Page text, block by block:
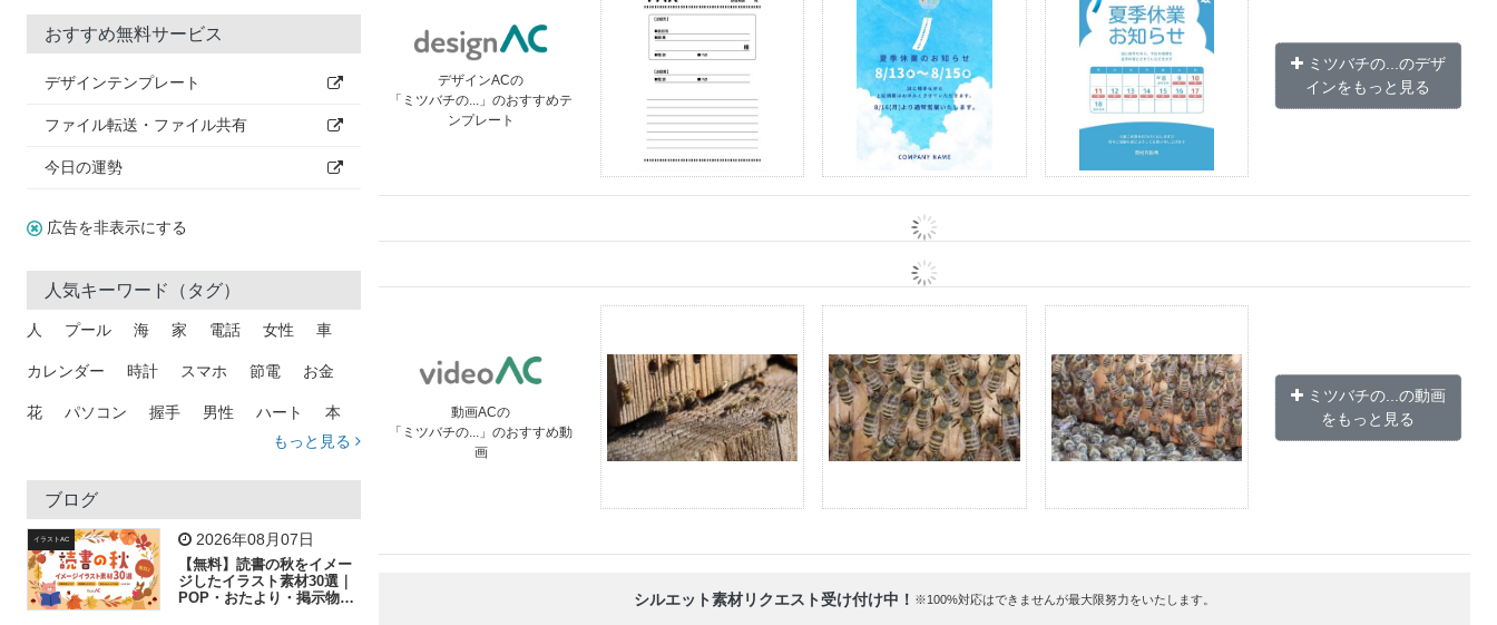
おすすめ無料サービス
デザインテンプレート
ファイル転送・ファイル共有
今日の運勢
広告を非表示にする
人気キーワード（タグ）
人 プール 海 家 電話 女性 車
カレンダー 時計 スマホ 節電 お金
花 パソコン 握手 男性 ハート 本
トラック 木
吹き出し
飛行機 グラフ ビル 魚 家族 書類
歩く 工場 会社 太陽 キラキラ
もっと見る
ブログ
イラストAC 2026年08月07日
【無料】読書の秋をイメー
ジしたイラスト素材30選｜
POP・おたより・掲示物に
デザインACの
「ミツバチの...」のおすすめテ
ンプレート
ミツバチの...のデザ
インをもっと見る
動画ACの
「ミツバチの...」のおすすめ動
画
ミツバチの...の動画
をもっと見る
シルエット素材リクエスト受け付け中！ ※100%対応はできませんが最大限努力をいたします。